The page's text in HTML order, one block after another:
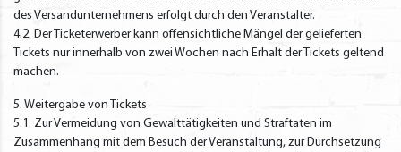
des Versandunternehmens erfolgt durch den Veranstalter.
4.2. Der Ticketerwerber kann offensichtliche Mängel der gelieferten
Tickets nur innerhalb von zwei Wochen nach Erhalt der Tickets geltend
machen.
5. Weitergabe von Tickets
5.1. Zur Vermeidung von Gewalttätigkeiten und Straftaten im
Zusammenhang mit dem Besuch der Veranstaltung, zur Durchsetzung